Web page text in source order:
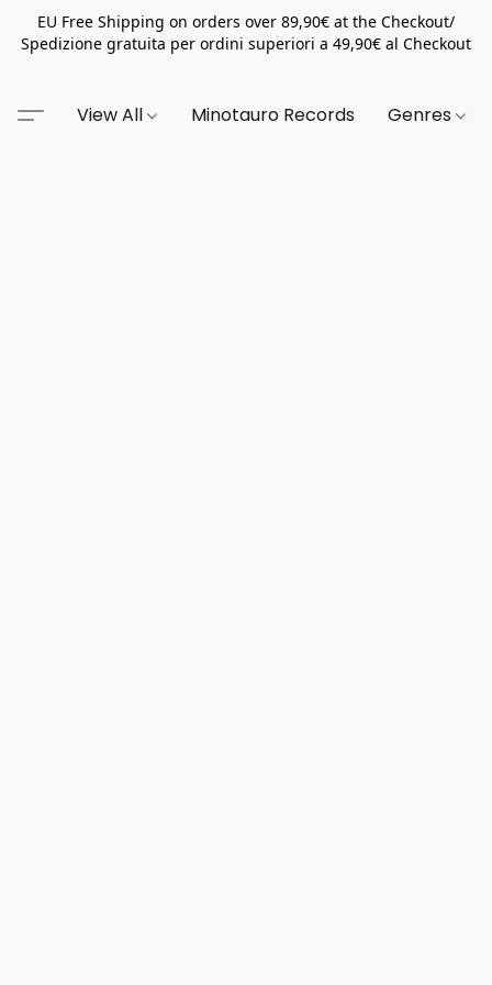
EU Free Shipping on orders over 89,90€ at the Checkout/
Spedizione gratuita per ordini superiori a 49,90€ al Checkout
View All Minotauro Records Genres